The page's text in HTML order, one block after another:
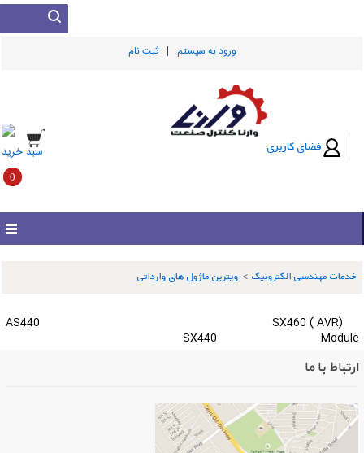
ورود به سيستم| ثبت نام
فضای کاربری سبد خرید
0
خدمات مهندسی الکترونیک> ویترین ماژول های وارداتی
(SX460 ( AVR
Module
ارتباط با ما